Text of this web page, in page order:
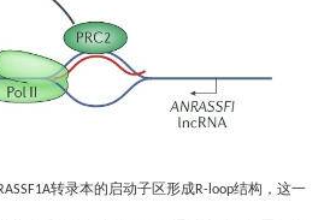
转录本的启动子区形成R-loop结构，这一